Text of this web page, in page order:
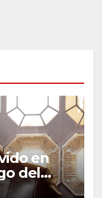
en
del